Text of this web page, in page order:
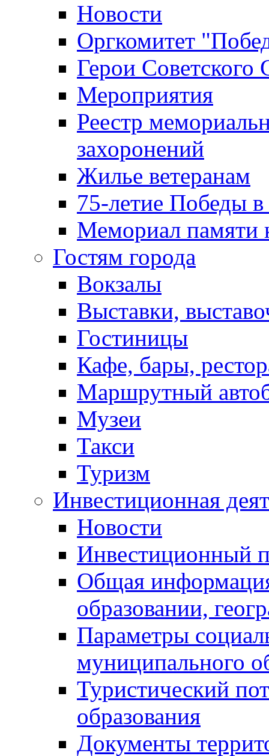
Новости
Оргкомитет
Герои Советского
Мероприятия
Реестр
захоронений
Жилье ветеранам
75-летие Победы
Мемориал памяти
Гостям города
Вокзалы
Выставки,
Гостиницы
Кафе, бары,
Маршрутный
Музеи
Такси
Туризм
Инвестиционная
Новости
Инвестиционный
Общая
образовании,
Параметры
муниципального
Туристический
образования
Документы